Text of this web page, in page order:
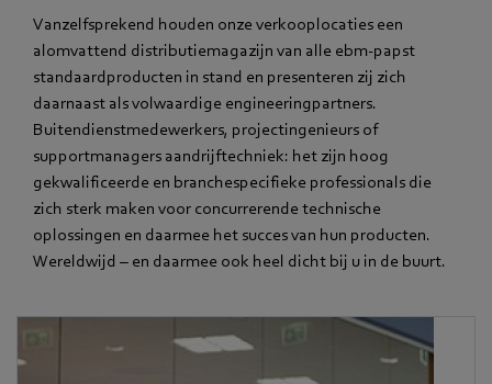
Vanzelfsprekend houden onze verkooplocaties een
alomvattend distributiemagazijn van alle ebm-papst
standaardproducten in stand en presenteren zij zich
daarnaast als volwaardige engineeringpartners.
Buitendienstmedewerkers, projectingenieurs of
supportmanagers aandrijftechniek: het zijn hoog
gekwalificeerde en branchespecifieke professionals die
zich sterk maken voor concurrerende technische
oplossingen en daarmee het succes van hun producten.
Wereldwijd – en daarmee ook heel dicht bij u in de buurt.